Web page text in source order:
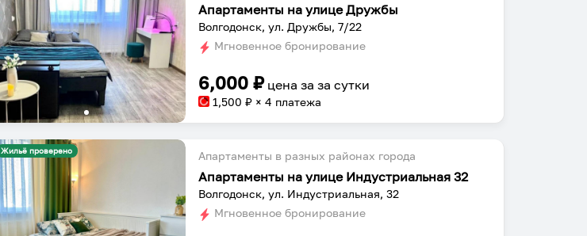
Апартаменты на улице Дружбы
Волгодонск, ул. Дружбы, 7/22
Мгновенное бронирование
6,000 ₽ цена заза сутки
1,500 ₽ × 4 платежа
Жильё проверено Апартаменты в разных районах города
Апартаменты на улице Индустриальная 32
Волгодонск, ул. Индустриальная, 32
Мгновенное бронирование